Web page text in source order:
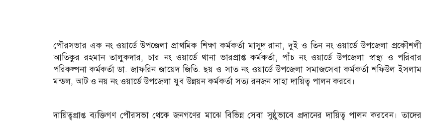
পৌরসভার এক নং ওয়ার্ডে উপজেলা প্রাথমিক শিক্ষা কর্মকর্তা মাসুদ রানা, দুই ও তিন নং ওয়ার্ডে উপজেলা প্রকৌশলী
আতিকুর রহমান তালুকদার, চার নং ওয়ার্ডে থানা ভারপ্রাপ্ত কর্মকর্তা, পাঁচ নং ওয়ার্ডে উপজেলা স্বাস্থ্য ও পরিবার
পরিকল্পনা কর্মকর্তা ডা. জাফরিন জায়েদ জিতি. ছয় ও সাত নং ওয়ার্ডে উপজেলা সমাজসেবা কর্মকর্তা শফিউল ইসলাম
মন্ডল, আট ও নয় নং ওয়ার্ডে উপজেলা যুব উন্নয়ন কর্মকর্তা সত্য রনজন সাহা দায়িত্ব পালন করবে।
দায়িত্বপ্রাপ্ত ব্যক্তিগণ পৌরসভা থেকে জনগণের মাঝে বিভিন্ন সেবা সুষ্ঠুভাবে প্রদানের দায়িত্ব পালন করবেন। তাদের